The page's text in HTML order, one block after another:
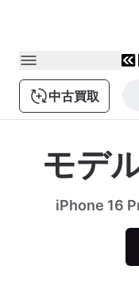
中古買取
モデ
iPhone 16